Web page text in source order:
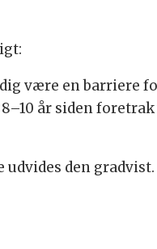
være en barriere
år siden
udvides den gradvist.